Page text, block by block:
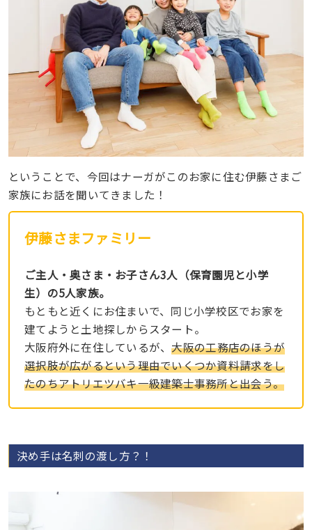
ということで、今回はナーガがこのお家に住む伊藤さまご
家族にお話を聞いてきました！
伊藤さまファミリー
ご主人・奥さま・お子さん3人（保育園児と小学
生）の5人家族。
もともと近くにお住まいで、同じ小学校区でお家を
建てようと土地探しからスタート。
大阪府外に在住しているが、大阪の工務店のほうが
選択肢が広がるという理由でいくつか資料請求をし
たのちアトリエツバキ一級建築士事務所と出会う。
決め手は名刺の渡し方？！